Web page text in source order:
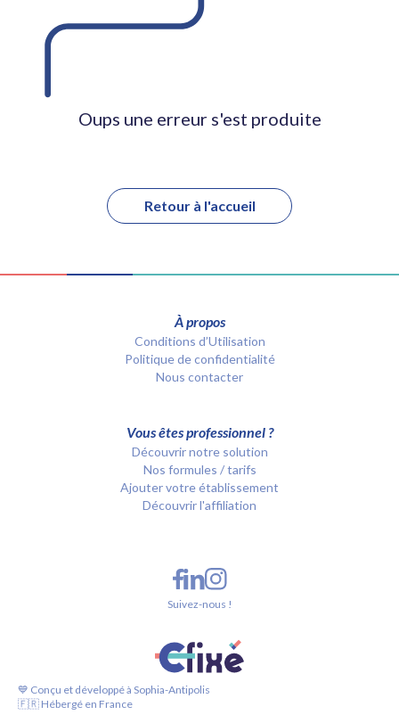
Oups une erreur s'est produite
Retour à l'accueil
À propos
Conditions d’Utilisation
Politique de confidentialité
Nous contacter
Vous êtes professionnel ?
Découvrir notre solution
Nos formules / tarifs
Ajouter votre établissement
Découvrir l'affiliation
💙 Conçu et développé à Sophia-Antipolis
🇫🇷 Hébergé en France
Suivez-nous !